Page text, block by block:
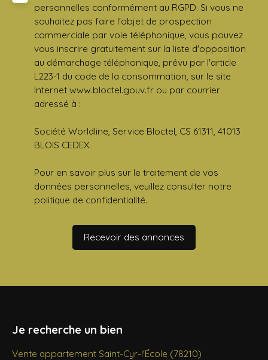
personnelles conformément au RGPD. Si vous ne
souhaitez pas faire l'objet de prospection
commerciale par voie téléphonique, vous pouvez
vous inscrire gratuitement sur la liste d'opposition
au démarchage téléphonique, prévu par l'article
L223-1 du code de la consommation, sur le site
Internet www.bloctel.gouv.fr ou par courrier
adressé à :
Société Worldline, Service Bloctel, CS 61311, 41013
BLOIS CEDEX.
Pour en savoir plus sur le traitement de vos
données personnelles, veuillez consulter notre
politique de confidentialité.
Recevoir des annonces
Je recherche un bien
Vente appartement Saint-Cyr-l'École (78210)